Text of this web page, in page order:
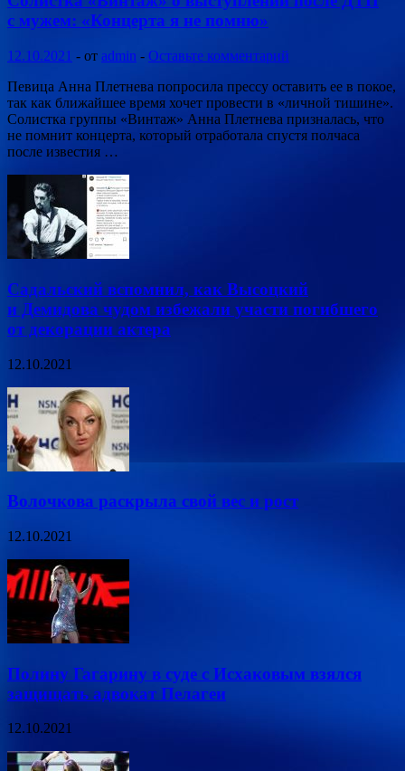
с мужем: «Концерта я не помню»
12.10.2021 - от admin - Оставьте комментарий
Певица Анна Плетнева попросила прессу оставить ее в покое,
так как ближайшее время хочет провести в «личной тишине».
Солистка группы «Винтаж» Анна Плетнева призналась, что
не помнит концерта, который отработала спустя полчаса
после известия …
Садальский вспомнил, как Высоцкий
и Демидова чудом избежали участи погибшего
от декорации актера
12.10.2021
Волочкова раскрыла свой вес и рост
12.10.2021
Полину Гагарину в суде с Исхаковым взялся
защищать адвокат Пелагеи
12.10.2021